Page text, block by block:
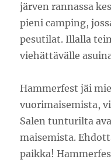
järven rannassa
pieni camping,
pesutilat. Illalla
viehättävälle
Hammerfest jäi
vuorimaisemista,
Salen tunturilta
maisemista.
paikka!